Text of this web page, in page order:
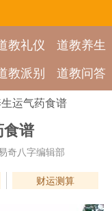
教礼仪
道教养生
教派别 道教问答
运气药食谱
食谱
奇八字编辑部
财运测算